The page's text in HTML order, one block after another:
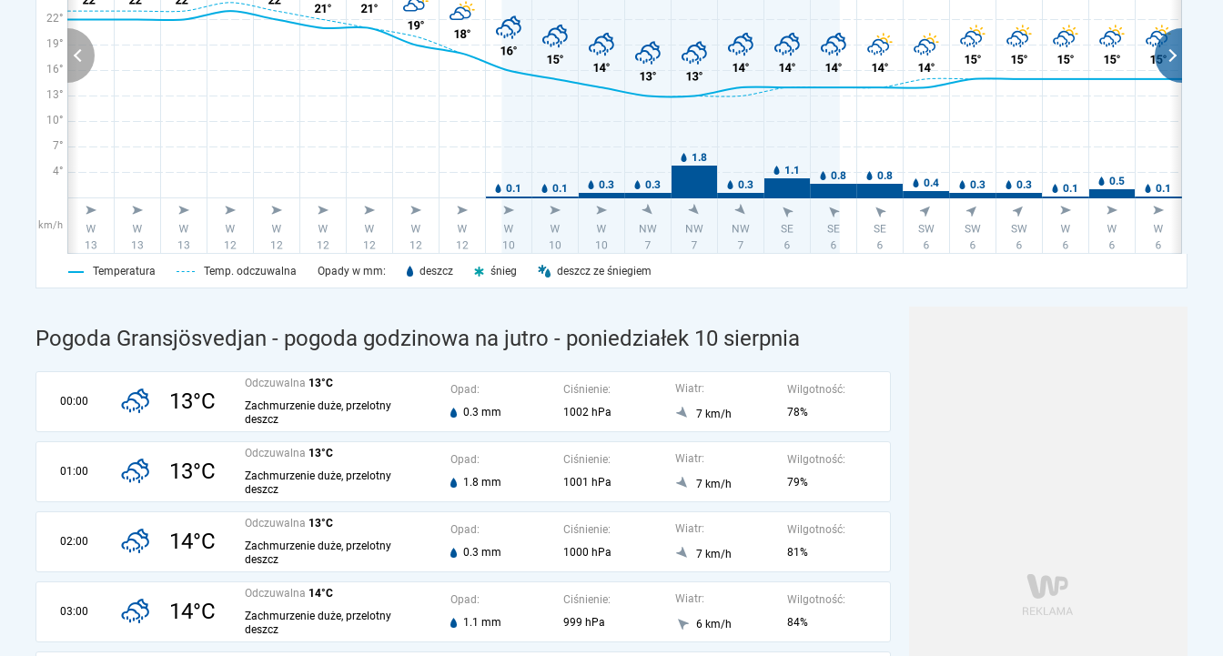
22°
19°
16°
13°
10°
7°
4°
km/h
Temperatura Temp. odczuwalna Opady w mm: deszcz śnieg deszcz ze śniegiem
Pogoda Gransjösvedjan - pogoda godzinowa na jutro - poniedziałek 10 sierpnia
00:00 13°C
Odczuwalna 13°C
Zachmurzenie duże, przelotny
deszcz
Opad:
0.3 mm
Ciśnienie:
1002 hPa
Wiatr:
7 km/h
Wilgotność:
78%
01:00 13°C
Odczuwalna 13°C
Zachmurzenie duże, przelotny
deszcz
Opad:
1.8 mm
Ciśnienie:
1001 hPa
Wiatr:
7 km/h
Wilgotność:
79%
02:00 14°C
Odczuwalna 13°C
Zachmurzenie duże, przelotny
deszcz
Opad:
0.3 mm
Ciśnienie:
1000 hPa
Wiatr:
7 km/h
Wilgotność:
81%
03:00 14°C
Odczuwalna 14°C
Zachmurzenie duże, przelotny
deszcz
Opad:
1.1 mm
Ciśnienie:
999 hPa
Wiatr:
6 km/h
Wilgotność:
84%